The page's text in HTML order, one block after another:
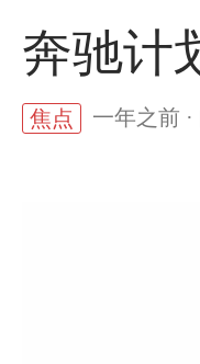
奔驰计
焦点 一年之前